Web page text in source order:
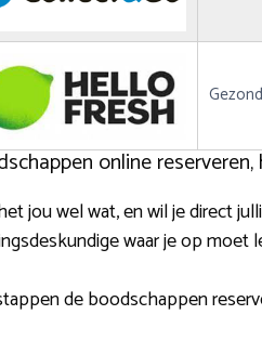
online
jou wel wat, en wil je direct
waar je op moet
de boodschappen